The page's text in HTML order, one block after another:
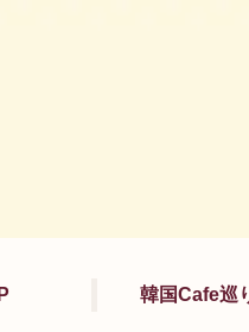
韓国Cafe巡